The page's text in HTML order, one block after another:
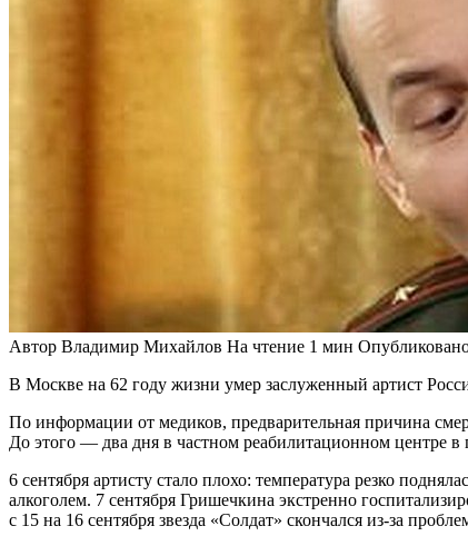
Автор Владимир Михайлов На чтение 1 мин
В Москве на 62 году жизни умер заслуженный артист
По информации от медиков, предварительная причина
До этого — два дня в частном реабилитационном центре
6 сентября артисту стало плохо: температура резко
алкоголем. 7 сентября Гришечкина экстренно
с 15 на 16 сентября звезда «Солдат» скончался из-за